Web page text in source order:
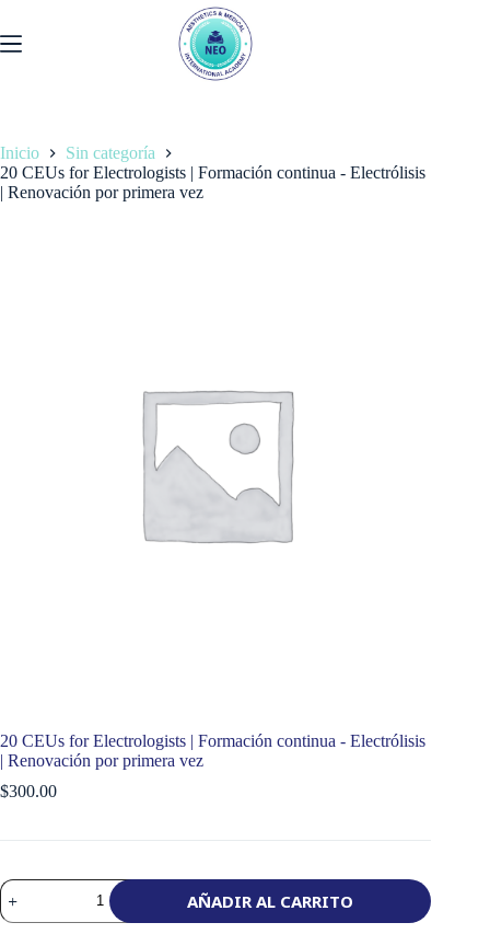
contenido
Inicio
Sin categoría
20 CEUs for Electrologists | Formación continua - Electrólisis
| Renovación por primera vez
20 CEUs for Electrologists | Formación continua - Electrólisis
| Renovación por primera vez
$300.00
20
CEUs
for
AÑADIR AL CARRITO